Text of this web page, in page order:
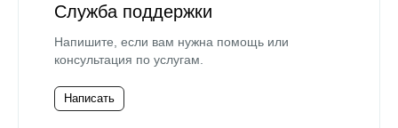
Служба поддержки
Напишите, если вам нужна помощь или
консультация по услугам.
Написать